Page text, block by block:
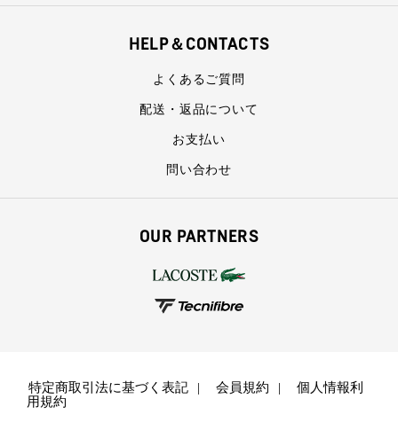
HELP＆CONTACTS
よくあるご質問
配送・返品について
お支払い
問い合わせ
OUR PARTNERS
特定商取引法に基づく表記 会員規約
個人情報利
用規約